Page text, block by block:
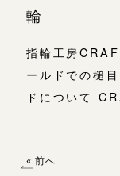
輪
指輪工房
ールドでの槌
ドについて
稿
« 前へ